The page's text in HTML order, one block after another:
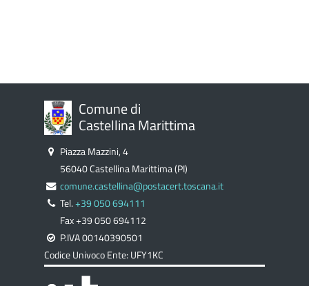
Comune di
Castellina Marittima
Piazza Mazzini, 4
56040 Castellina Marittima (PI)
comune.castellina@postacert.toscana.it
Tel.+39 050 694111
Fax +39 050 694112
P.IVA 00140390501
Codice Univoco Ente: UFY1KC